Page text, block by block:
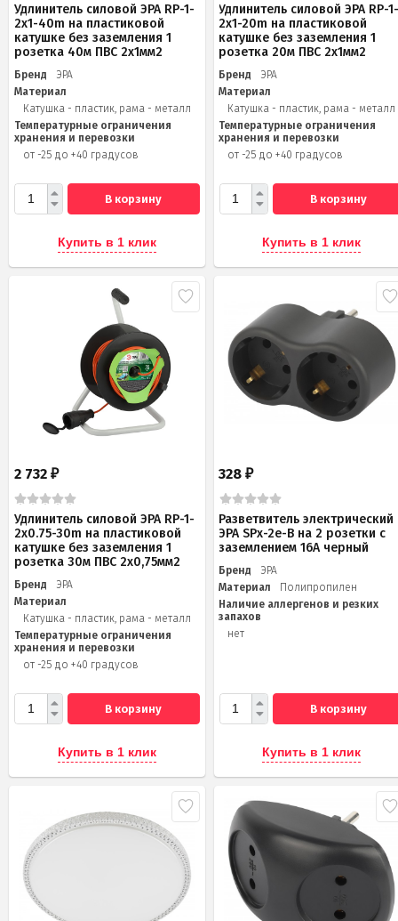
Удлинитель силовой ЭРА RP-1-
2x1-40m на пластиковой
катушке без заземления 1
розетка 40м ПВС 2x1мм2
Бренд
ЭРА
Материал
Катушка - пластик, рама - металл
Температурные ограничения
хранения и перевозки
от -25 до +40 градусов
В корзину
Купить в 1 клик
Удлинитель силовой ЭРА RP-
2x1-20m на пластиковой
катушке без заземления 1
розетка 20м ПВС 2х1мм2
Бренд
ЭРА
Материал
Катушка - пластик, рама - металл
Температурные ограничения
хранения и перевозки
от -25 до +40 градусов
В корзину
Купить в 1 клик
2 732 ₽
Удлинитель силовой ЭРА RP-1-
2x0.75-30m на пластиковой
катушке без заземления 1
розетка 30м ПВС 2х0,75мм2
Бренд
ЭРА
Материал
Катушка - пластик, рама - металл
Температурные ограничения
хранения и перевозки
от -25 до +40 градусов
В корзину
Купить в 1 клик
328₽
Разветвитель электрический
ЭРА SPx-2e-B на 2 розетки с
заземлением 16А черный
Бренд
ЭРА
Материал
Полипропилен
Наличие аллергенов и резких
запахов
нет
В корзину
Купить в 1 клик